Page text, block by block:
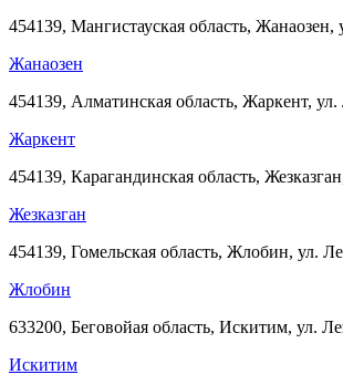
454139, Мангистауская область, Жанаозен,
Жанаозен
454139, Алматинская область, Жаркент,
Жаркент
454139, Карагандинская область,
Жезказган
454139, Гомельская область, Жлобин, ул.
Жлобин
633200, Беговойая область, Искитим, ул.
Искитим